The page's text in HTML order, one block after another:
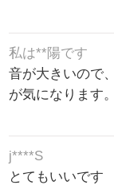
私は**陽です
音が大きいので
が気になります
j****S
とてもいいです